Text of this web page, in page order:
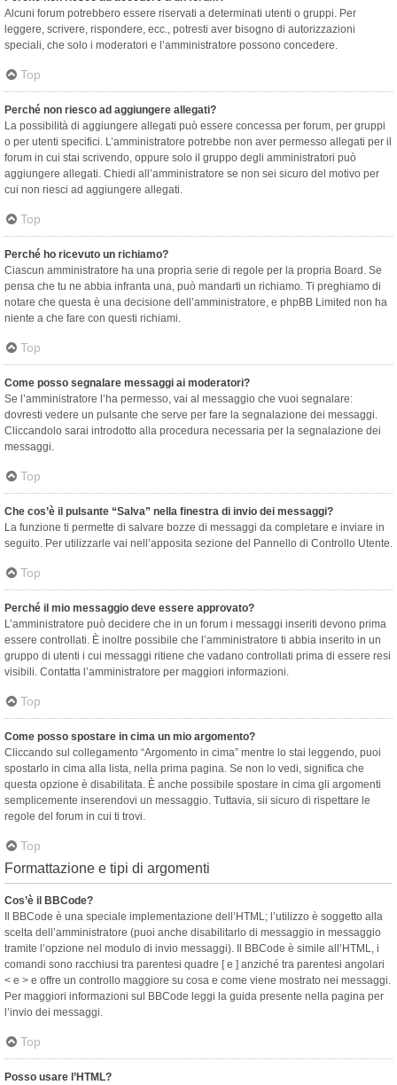
Alcuni forum potrebbero essere riservati a determinati utenti o gruppi. Per
leggere, scrivere, rispondere, ecc., potresti aver bisogno di autorizzazioni
speciali, che solo i moderatori e l’amministratore possono concedere.
Top
Perché non riesco ad aggiungere allegati?
La possibilità di aggiungere allegati può essere concessa per forum, per gruppi
o per utenti specifici. L’amministratore potrebbe non aver permesso allegati per il
forum in cui stai scrivendo, oppure solo il gruppo degli amministratori può
aggiungere allegati. Chiedi all’amministratore se non sei sicuro del motivo per
cui non riesci ad aggiungere allegati.
Top
Perché ho ricevuto un richiamo?
Ciascun amministratore ha una propria serie di regole per la propria Board. Se
pensa che tu ne abbia infranta una, può mandarti un richiamo. Ti preghiamo di
notare che questa è una decisione dell’amministratore, e phpBB Limited non ha
niente a che fare con questi richiami.
Top
Come posso segnalare messaggi ai moderatori?
Se l’amministratore l’ha permesso, vai al messaggio che vuoi segnalare:
dovresti vedere un pulsante che serve per fare la segnalazione dei messaggi.
Cliccandolo sarai introdotto alla procedura necessaria per la segnalazione dei
messaggi.
Top
Che cos’è il pulsante “Salva” nella finestra di invio dei messaggi?
La funzione ti permette di salvare bozze di messaggi da completare e inviare in
seguito. Per utilizzarle vai nell’apposita sezione del Pannello di Controllo Utente.
Top
Perché il mio messaggio deve essere approvato?
L’amministratore può decidere che in un forum i messaggi inseriti devono prima
essere controllati. È inoltre possibile che l’amministratore ti abbia inserito in un
gruppo di utenti i cui messaggi ritiene che vadano controllati prima di essere resi
visibili. Contatta l’amministratore per maggiori informazioni.
Top
Come posso spostare in cima un mio argomento?
Cliccando sul collegamento “Argomento in cima” mentre lo stai leggendo, puoi
spostarlo in cima alla lista, nella prima pagina. Se non lo vedi, significa che
questa opzione è disabilitata. È anche possibile spostare in cima gli argomenti
semplicemente inserendovi un messaggio. Tuttavia, sii sicuro di rispettare le
regole del forum in cui ti trovi.
Top
Formattazione e tipi di argomenti
Cos’è il BBCode?
Il BBCode è una speciale implementazione dell’HTML; l’utilizzo è soggetto alla
scelta dell’amministratore (puoi anche disabilitarlo di messaggio in messaggio
tramite l’opzione nel modulo di invio messaggi). Il BBCode è simile all’HTML, i
comandi sono racchiusi tra parentesi quadre [ e ] anziché tra parentesi angolari
< e > e offre un controllo maggiore su cosa e come viene mostrato nei messaggi.
Per maggiori informazioni sul BBCode leggi la guida presente nella pagina per
l’invio dei messaggi.
Top
Posso usare l’HTML?